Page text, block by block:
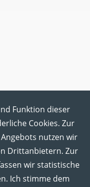
Funktion dieser
Cookies. Zur
nutzen wir
Drittanbietern. Zur
wir statistische
Ich stimme dem